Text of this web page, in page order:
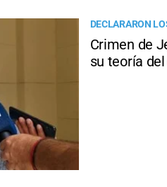
DECLARARON
Crimen de
su teoría